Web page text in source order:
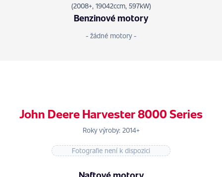
(2008+, 19042ccm, 597kW)
Benzinové motory
- žádné motory -
John Deere Harvester 8000 Series
Roky výroby: 2014+
Fotografie není k dispozici